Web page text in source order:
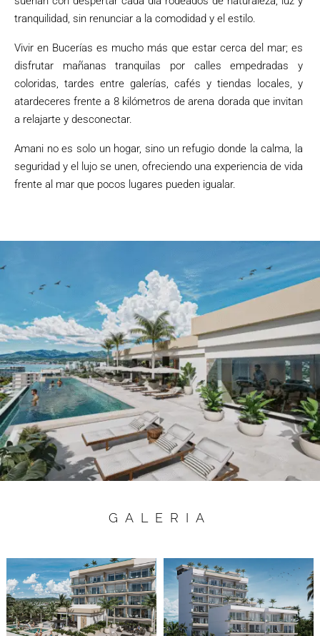
tranquilidad, sin renunciar a la comodidad y el estilo.
Vivir en Bucerías es mucho más que estar cerca del mar; es
disfrutar mañanas tranquilas por calles empedradas y
coloridas, tardes entre galerías, cafés y tiendas locales, y
atardeceres frente a 8 kilómetros de arena dorada que invitan
a relajarte y desconectar.
Amani no es solo un hogar, sino un refugio donde la calma, la
seguridad y el lujo se unen, ofreciendo una experiencia de vida
frente al mar que pocos lugares pueden igualar.
GALERIA